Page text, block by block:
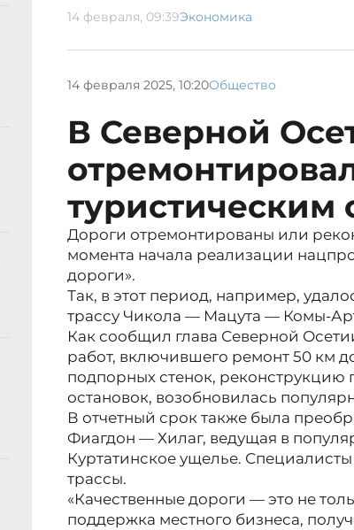
14 февраля, 09:39Экономика
14 февраля 2025, 10:20Общество
В Северной
туристическим
Дороги отремонтированы или
момента начала реализации
дороги».
Так, в этот период, например,
трассу Чикола — Мацута — Комы-
Как сообщил глава Северной
работ, включившего ремонт 50 км
подпорных стенок, реконструкцию
остановок, возобновилась
В отчетный срок также была
Фиагдон — Хилаг, ведущая в
Куртатинское ущелье.
трассы.
«Качественные дороги — это не
поддержка местного бизнеса,